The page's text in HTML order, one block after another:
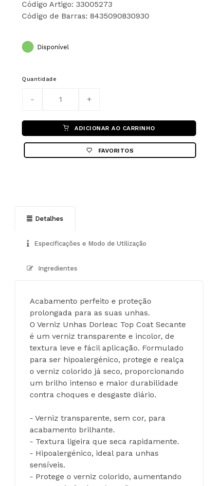
Código Artigo: 33005273
Código de Barras: 8435090830930
Disponível
Quantidade
ADICIONAR AO CARRINHO
FAVORITOS
Detalhes
Especificações e Modo de Utilização
Ingredientes
Acabamento perfeito e proteção
prolongada para as suas unhas.
O Verniz Unhas Dorleac Top Coat Secante
é um verniz transparente e incolor, de
textura leve e fácil aplicação. Formulado
para ser hipoalergénico, protege e realça
o verniz colorido já seco, proporcionando
um brilho intenso e maior durabilidade
contra choques e desgaste diário.
- Verniz transparente, sem cor, para
acabamento brilhante.
- Textura ligeira que seca rapidamente.
- Hipoalergénico, ideal para unhas
sensíveis.
- Protege o verniz colorido, aumentando